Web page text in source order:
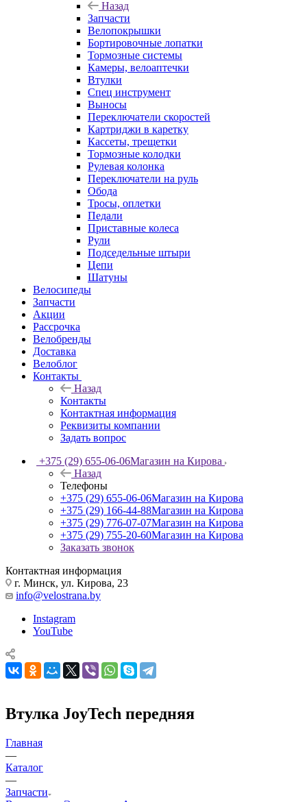
Назад
Запчасти
Велопокрышки
Бортировочные лопатки
Тормозные системы
Камеры, велоаптечки
Втулки
Спец инструмент
Выносы
Переключатели скоростей
Картриджи в каретку
Кассеты, трещетки
Тормозные колодки
Рулевая колонка
Переключатели на руль
Обода
Тросы, оплетки
Педали
Приставные колеса
Рули
Подседельные штыри
Цепи
Шатуны
Велосипеды
Запчасти
Акции
Рассрочка
Велобренды
Доставка
Велоблог
Контакты
Назад
Контакты
Контактная информация
Реквизиты компании
Задать вопрос
+375 (29) 655-06-06Магазин на Кирова
Назад
Телефоны
+375 (29) 655-06-06Магазин на Кирова
+375 (29) 166-44-88Магазин на Кирова
+375 (29) 776-07-07Магазин на Кирова
+375 (29) 755-20-60Магазин на Кирова
Заказать звонок
Контактная информация
г. Минск, ул. Кирова, 23
info@velostrana.by
Instagram
YouTube
Втулка JoyTech передняя
Главная
—
Каталог
—
Запчасти